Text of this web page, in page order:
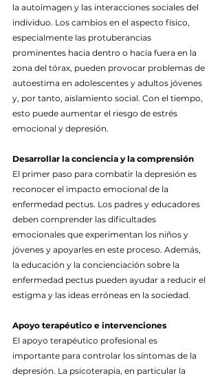
la autoimagen y las interacciones sociales del
individuo. Los cambios en el aspecto físico,
especialmente las protuberancias
prominentes hacia dentro o hacia fuera en la
zona del tórax, pueden provocar problemas de
autoestima en adolescentes y adultos jóvenes
y, por tanto, aislamiento social. Con el tiempo,
esto puede aumentar el riesgo de estrés
emocional y depresión.
Desarrollar la conciencia y la comprensión
El primer paso para combatir la depresión es
reconocer el impacto emocional de la
enfermedad pectus. Los padres y educadores
deben comprender las dificultades
emocionales que experimentan los niños y
jóvenes y apoyarles en este proceso. Además,
la educación y la concienciación sobre la
enfermedad pectus pueden ayudar a reducir el
estigma y las ideas erróneas en la sociedad.
Apoyo terapéutico e intervenciones
El apoyo terapéutico profesional es
importante para controlar los síntomas de la
depresión. La psicoterapia, en particular la